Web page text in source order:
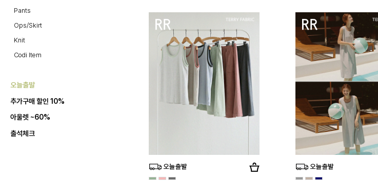
Pants
Ops/Skirt
Knit
Codi Item
오늘출발
추가구매 할인 10%
아울렛 ~60%
출석체크